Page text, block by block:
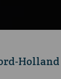
Holland